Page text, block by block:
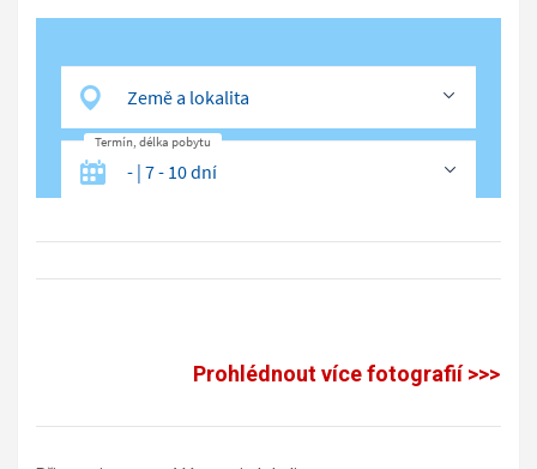
Prohlédnout více fotografií >>>